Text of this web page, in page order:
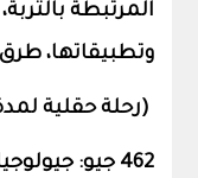
المرتبطة
وتطبيقاتها،
(رحلة حقلية
462 جيو: جيولوجيا البيئية 2(2+0+0)